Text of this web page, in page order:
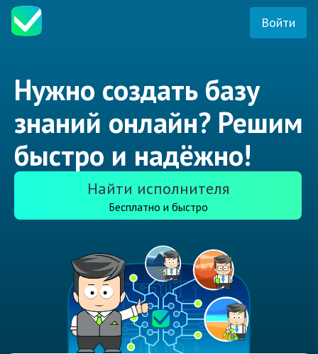
Войти
Нужно создать базу
знаний онлайн? Решим
быстро и надёжно!
Найти исполнителя
Бесплатно и быстро